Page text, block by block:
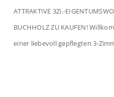
ATTRAKTIVE 3Zi.-
BUCHHOLZ ZU KAUFEN!
einer liebevoll gepflegten 3-